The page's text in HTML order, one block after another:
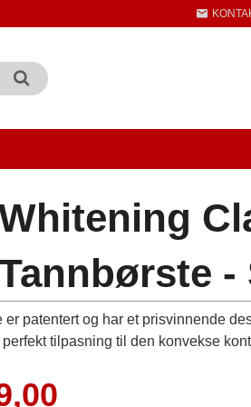
-
er patentert og har et prisvinnende
tilpasning til den konvekse